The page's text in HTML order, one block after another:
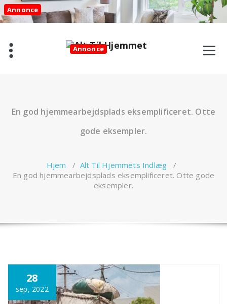
Videre
til
indhold
Annonce
Annonce
En god hjemmearbejdsplads eksemplificeret. Otte
gode eksempler.
Hjem / Alt Til Hjemmets Indlæg /
En god hjemmearbejdsplads eksemplificeret. Otte gode
eksempler.
28
sep, 2022
Annonce